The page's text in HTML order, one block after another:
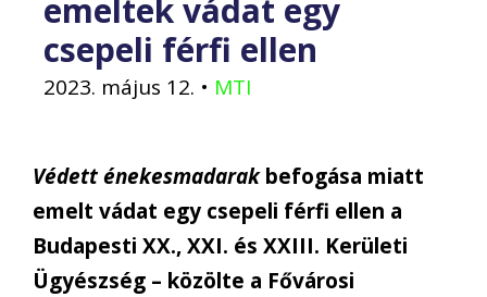
emeltek vádat egy
csepeli férfi ellen
2023. május 12. • MTI
Védett énekesmadarakbefogása miatt
emelt vádat egy csepeli férfi ellen a
Budapesti XX., XXI. és XXIII. Kerületi
Ügyészség – közölte a Fővárosi